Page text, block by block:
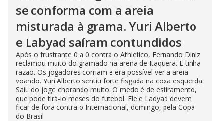
se conforma com a areia
misturada à grama. Yuri Alberto
e Labyad saíram contundidos
Após o frustrante 0 a 0 contra o Athletico, Fernando Diniz
reclamou muito do gramado na arena de Itaquera. E tinha
razão. Os jogadores corriam e era possível ver a areia
voando. Yuri Alberto sentiu forte fisgada na coxa esquerda.
Saiu do jogo chorando muito. O medo é de estiramento,
que pode tirá-lo meses do futebol. Ele e Ladyad devem
ficar de fora contra o Internacional, domingo, pela Copa
do Brasil